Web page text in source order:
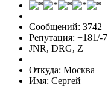
Сообщений: 3742
Репутация: +181/-7
JNR, DRG, Z
Откуда: Москва
Имя: Сергей